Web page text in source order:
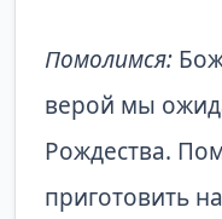
Помолимся:
верой мы
Рождества.
приготовить